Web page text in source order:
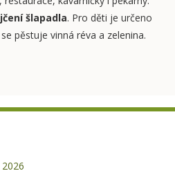
šlapadla. Pro děti je určeno
pěstuje vinná réva a zelenina.